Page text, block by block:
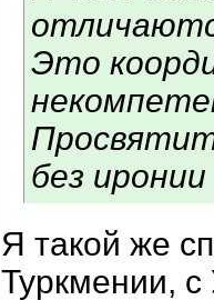
Это
без
Я такой же
Туркмении, с